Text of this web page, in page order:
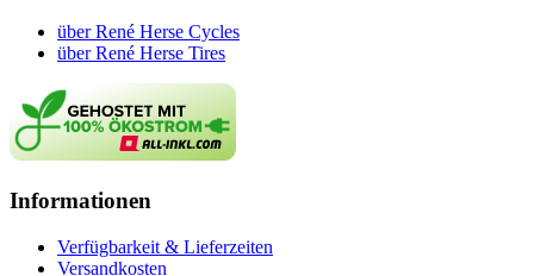
über René Herse Cycles
über René Herse Tires
Informationen
Verfügbarkeit & Lieferzeiten
Versandkosten